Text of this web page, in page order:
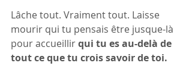
Lâche tout. Vraiment tout. Laisse
mourir qui tu pensais être jusque-là
pour accueillir qui tu es au-delà de
tout ce que tu crois savoir de toi.